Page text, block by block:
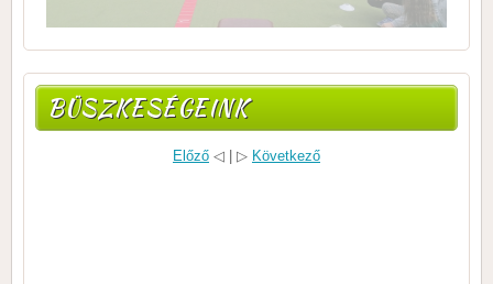
BÜSZKESÉGEINK
Előző ◁ | ▷ Következő